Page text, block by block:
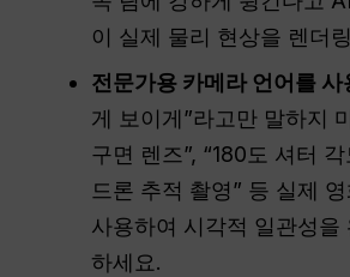
이 실제 물리 현상을 렌더
전문가용 카메라 언어를 사
게 보이게”라고만 말하지
구면 렌즈”, “180도 셔터
드론 추적 촬영” 등 실제
사용하여 시각적 일관성을
하세요.